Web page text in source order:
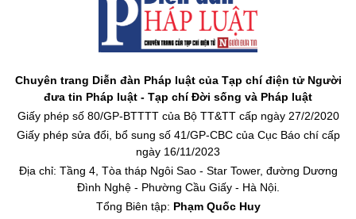
Chuyên trang Diễn đàn Pháp luật của Tạp chí điện tử Người
đưa tin Pháp luật - Tạp chí Đời sống và Pháp luật
Giấy phép số 80/GP-BTTTT của Bộ TT&TT cấp ngày 27/2/2020
Giấy phép sửa đổi, bổ sung số 41/GP-CBC của Cục Báo chí cấp
ngày 16/11/2023
Địa chỉ: Tầng 4, Tòa tháp Ngôi Sao - Star Tower, đường Dương
Đình Nghệ - Phường Cầu Giấy - Hà Nội.
Tổng Biên tập: Phạm Quốc Huy